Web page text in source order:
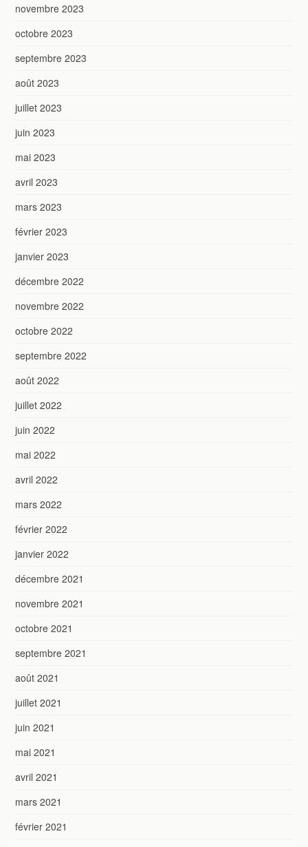
novembre 2023
octobre 2023
septembre 2023
août 2023
juillet 2023
juin 2023
mai 2023
avril 2023
mars 2023
février 2023
janvier 2023
décembre 2022
novembre 2022
octobre 2022
septembre 2022
août 2022
juillet 2022
juin 2022
mai 2022
avril 2022
mars 2022
février 2022
janvier 2022
décembre 2021
novembre 2021
octobre 2021
septembre 2021
août 2021
juillet 2021
juin 2021
mai 2021
avril 2021
mars 2021
février 2021